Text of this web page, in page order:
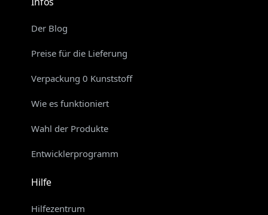
Der Blog
Preise für die Lieferung
Verpackung 0 Kunststoff
Wie es funktioniert
Wahl der Produkte
Entwicklerprogramm
Hilfe
Hilfezentrum